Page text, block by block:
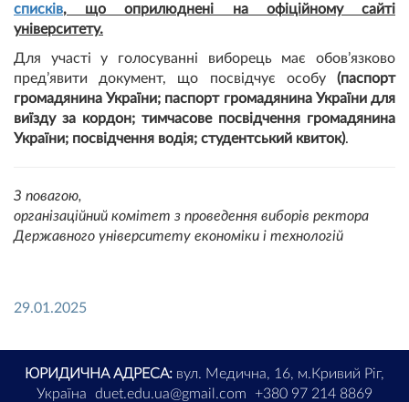
списків, що оприлюднені на офіційному сайті
університету.
Для участі у голосуванні виборець має обов’язково
пред’явити документ, що посвідчує особу(паспорт
громадянина України; паспорт громадянина України для
виїзду за кордон; тимчасове посвідчення громадянина
України; посвідчення водія; студентський квиток).
З повагою,
організаційний комітет з проведення виборів ректора
Державного університету економіки і технологій
29.01.2025
ЮРИДИЧНА АДРЕСА: вул. Медична, 16, м.Кривий Ріг,
Україна
duet.edu.ua@gmail.com
+380 97 214 8869